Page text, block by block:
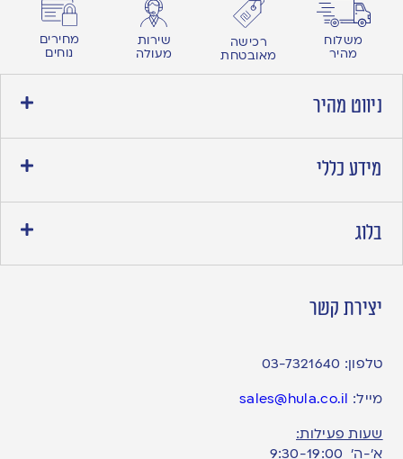
משלוח
מהיר
רכישה
מאובטחת
שירות
מעולה
מחירים
נוחים
ניווט מהיר
מידע כללי
בלוג
יצירת קשר
טלפון: 03-7321640
מייל: sales@hula.co.il
שעות פעילות:
א’-ה’ 9:30-19:00